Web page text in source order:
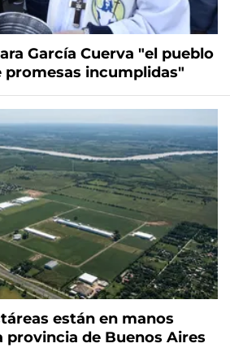
García Cuerva "el pueblo
promesas incumplidas"
están en manos
provincia de Buenos Aires